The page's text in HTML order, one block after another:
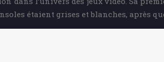
étaient grises et blanches, après